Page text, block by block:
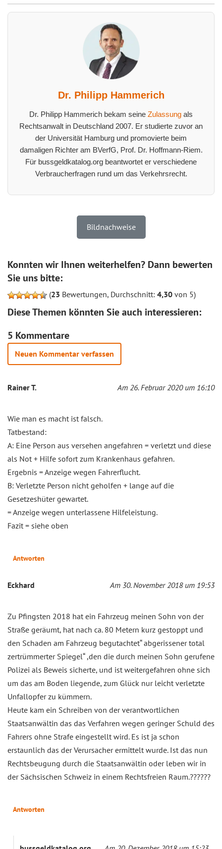
Dr. Philipp Hammerich
Dr. Philipp Hammerich bekam seine Zulassung als
Rechtsanwalt in Deutschland 2007. Er studierte zuvor an
der Universität Hamburg und promovierte beim
damaligen Richter am BVerfG, Prof. Dr. Hoffmann-Riem.
Für bussgeldkatalog.org beantwortet er verschiedene
Verbraucherfragen rund um das Verkehrsrecht.
Bildnachweise
Konnten wir Ihnen weiterhelfen? Dann bewerten
Sie uns bitte:
(23 Bewertungen, Durchschnitt: 4,30 von 5)
Diese Themen könnten Sie auch interessieren:
5 Kommentare
Neuen Kommentar verfassen
Rainer T. Am 26. Februar 2020 um 16:10
Wie man es macht ist falsch.
Tatbestand:
A: Eine Person aus versehen angefahren = verletzt und diese
als Not + Hilfe sofort zum Krankenhaus gefahren.
Ergebnis = Anzeige wegen Fahrerflucht.
B: Verletzte Person nicht geholfen + lange auf die
Gesetzeshüter gewartet.
= Anzeige wegen unterlassene Hilfeleistung.
Fazit = siehe oben
Antworten
Eckhard Am 30. November 2018 um 19:53
Zu Pfingsten 2018 hat ein Fahrzeug meinen Sohn von der
Straße geräumt, hat nach ca. 80 Metern kurz gestoppt und
den Schaden am Fahrzeug begutachtet“ abgerissener total
zertrümmerter Spiegel“ ,den die durch meinen Sohn gerufene
Polizei als Beweis sicherte, und ist weitergefahren ohne sich
um das am Boden liegende, zum Glück nur leicht verletzte
Unfallopfer zu kümmern.
Heute kam ein Schreiben von der verantwortlichen
Staatsanwältin das das Verfahren wegen geringer Schuld des
Fahrers ohne Strafe eingestellt wird. Es ist ja schon
erstaunlich das der Verursacher ermittelt wurde. Ist das nun
Rechtsbeugung durch die Staatsanwältin oder leben wir in
der Sächsischen Schweiz in einem Rechtsfreien Raum.??????
Antworten